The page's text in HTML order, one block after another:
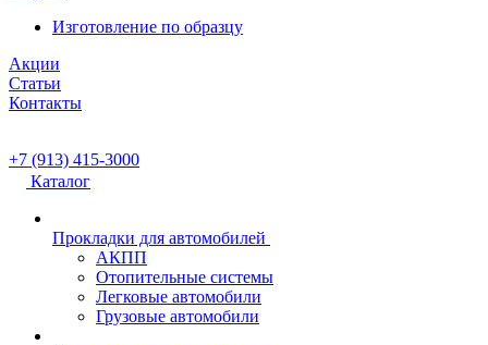
Изготовление по образцу
Акции
Статьи
Контакты
+7 (913) 415-3000
Каталог
Прокладки для автомобилей
АКПП
Отопительные системы
Легковые автомобили
Грузовые автомобили